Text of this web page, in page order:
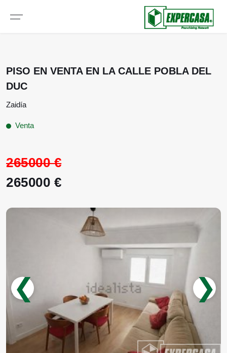
PISO EN VENTA EN LA CALLE POBLA DEL
DUC
Zaidía
Venta
265000 €
265000 €
❮ ❯